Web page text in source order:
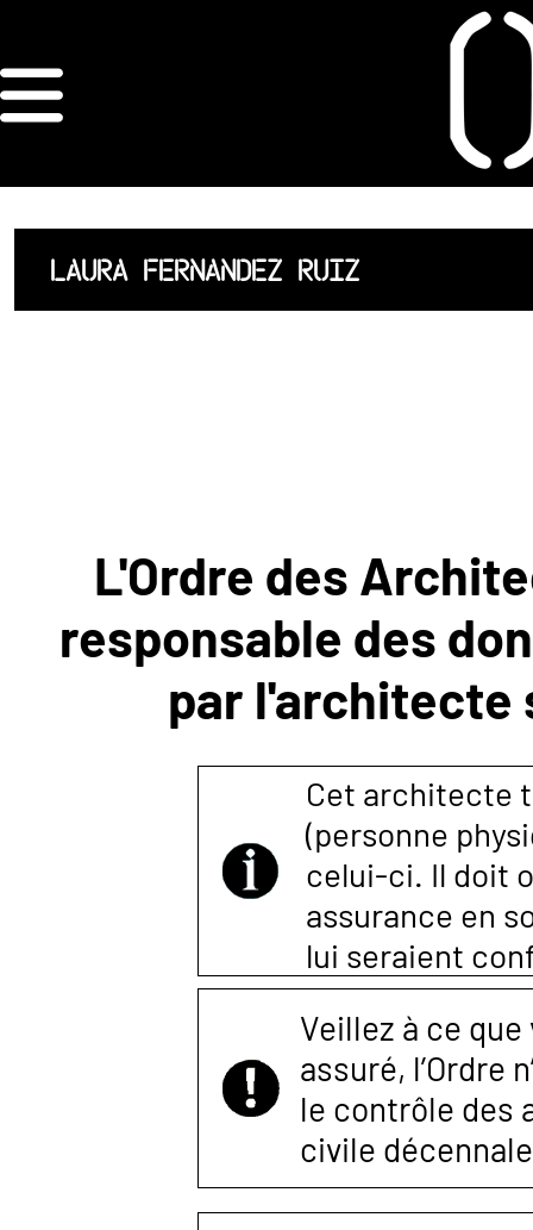
ORDRE DES
ARCHITECTES
ACCUEIL
LISTE DES
NOUS
CONTACTER
LAURA FERNANDEZ RUIZ
L'Ordre des
responsable des
par l'architecte
Cet architecte
(personne
celui-ci. Il doit
assurance en
lui seraient
Veillez à ce
assuré, l’Ordre
le contrôle des
civile